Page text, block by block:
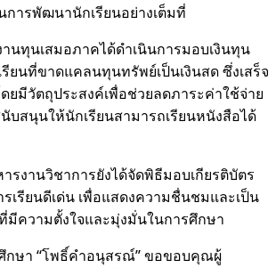
ารพัฒนานักเรียนอย่างเต็มที่
านทุนเสมอภาคได้ดำเนินการมอบเงินทุน
ยนที่ขาดแคลนทุนทรัพย์เป็นเงินสด ซึ่งเสร็จ
ยมีวัตถุประสงค์เพื่อช่วยลดภาระค่าใช้จ่าย
บสนุนให้นักเรียนสามารถเรียนหนังสือได้
รงานวิชาการยังได้จัดพิธีมอบเกียรติบัตร
เรียนดีเด่น เพื่อแสดงความชื่นชมและเป็น
มีความตั้งใจและมุ่งมั่นในการศึกษา
กษา “โพธิ์คำอนุสรณ์” ขอขอบคุณผู้